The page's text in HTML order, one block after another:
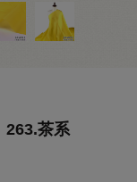
263.茶系